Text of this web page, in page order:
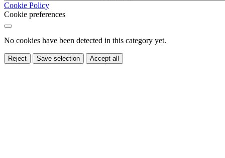
Cookie Policy
Cookie preferences
No cookies have been detected in this category yet.
Reject Save selection Accept all